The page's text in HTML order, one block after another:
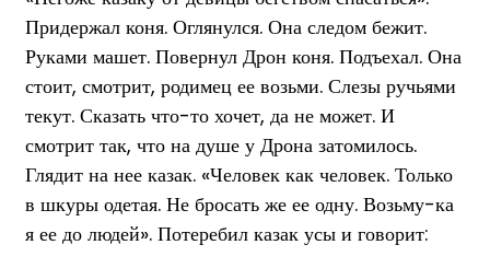
Придержал коня. Оглянулся. Она следом бежит.
Руками машет. Повернул Дрон коня. Подъехал. Она
стоит, смотрит, родимец ее возьми. Слезы ручьями
текут. Сказать что-то хочет, да не может. И
смотрит так, что на душе у Дрона затомилось.
Глядит на нее казак. «Человек как человек. Только
в шкуры одетая. Не бросать же ее одну. Возьму-ка
я ее до людей». Потеребил казак усы и говорит: